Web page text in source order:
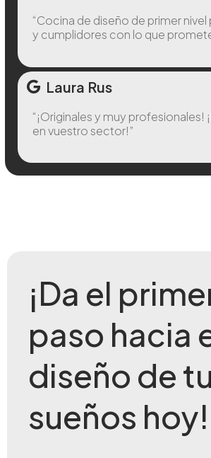
“Cocina de diseño de primer
y cumplidores con lo que
Laura Rus
“¡Originales y muy profesionales!
en vuestro sector!”
¡Da el
paso hacia
diseño de
sueños hoy!